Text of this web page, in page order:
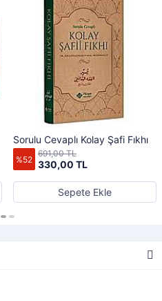
Sorulu Cevaplı Kolay Şafi Fıkhı
%52 330,00 TL
691,00 TL
Sepete Ekle